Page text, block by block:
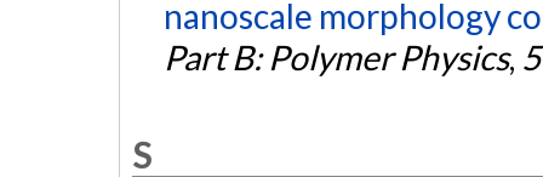
nanoscale morphology
Part B: Polymer Physics,
S